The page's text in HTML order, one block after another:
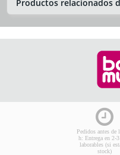
Productos relacionados
Pedidos antes de
h: Entrega en 2-
laborables (si
stock)